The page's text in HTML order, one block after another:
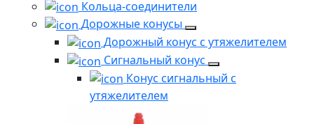
Кольца-соединители
Дорожные конусы
Дорожный конус с утяжелителем
Сигнальный конус
Конус сигнальный с
утяжелителем